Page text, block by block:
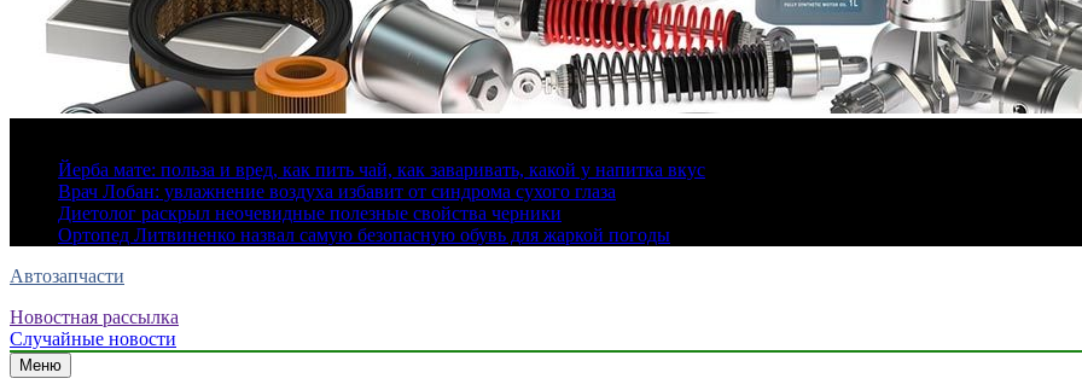
Йерба мате: польза и вред, как пить чай, как заваривать, какой у напитка вкус
Врач Лобан: увлажнение воздуха избавит от синдрома сухого глаза
Диетолог раскрыл неочевидные полезные свойства черники
Ортопед Литвиненко назвал самую безопасную обувь для жаркой погоды
Автозапчасти
Новостная рассылка
Случайные новости
Меню